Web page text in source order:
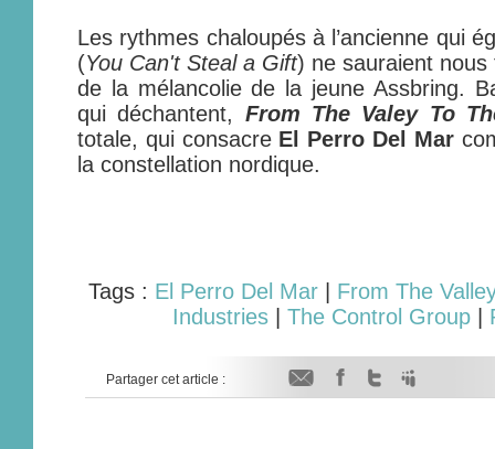
Les rythmes chaloupés à l’ancienne qui
(You Can't Steal a Gift) ne sauraient
de la mélancolie de la jeune Assbring.
qui déchantent, From The Valey To
totale, qui consacre El Perro Del Mar
la constellation nordique.
Tags : El Perro Del Mar
From The
Industries
The Control Group
Partager cet article :